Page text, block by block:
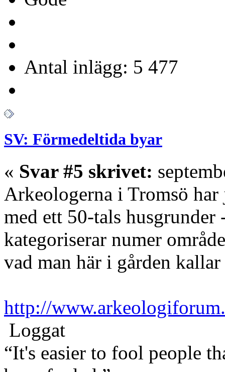
Antal inlägg: 5 477
SV: Förmedeltida byar
« Svar #5 skrivet:
Arkeologerna i Tromsö
med ett 50-tals
kategoriserar numer
vad man här i gården
http://
Loggat
“It's easier to fool people